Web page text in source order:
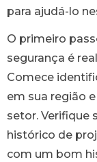
para ajudá-lo
O primeiro
segurança é
Comece
em sua região
setor. Verifique
histórico de
com um bom